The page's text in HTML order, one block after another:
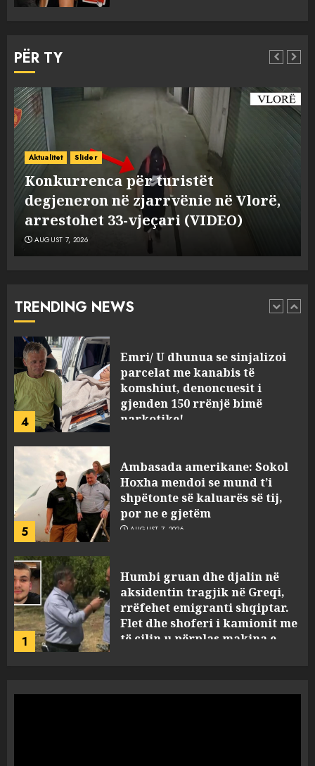
PËR TY
Aktualitet Slider
Konkurrenca për turistët
degjeneron në zjarrvënie në Vlorë,
arrestohet 33-vjeçari (VIDEO)
AUGUST 7, 2026
TRENDING NEWS
1
rrëfehet emigranti shqiptar.
të cilin u përplas makina e
viktimave
2
Me Erdogan, apo me Macron
dhe BE? Rasti i 32-vjeçares
turke vë në dilemë Shqipërinë
AUGUST 7, 2026
3 AUGUST 7, 2026
4
Emri/ U dhunua se sinjalizoi
parcelat me kanabis të
komshiut, denoncuesit i
gjenden 150 rrënjë bimë
narkotike!
5
Ambasada amerikane: Sokol
Hoxha mendoi se mund t’i
shpëtonte së kaluarës së tij,
por ne e gjetëm
AUGUST 7, 2026
1
Humbi gruan dhe djalin në
aksidentin tragjik në Greqi,
rrëfehet emigranti shqiptar.
Flet dhe shoferi i kamionit me
të cilin u përplas makina e
Me Erdogan, apo me Macron